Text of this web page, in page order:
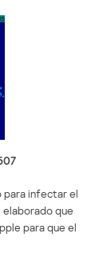
para infectar el
que
para que el